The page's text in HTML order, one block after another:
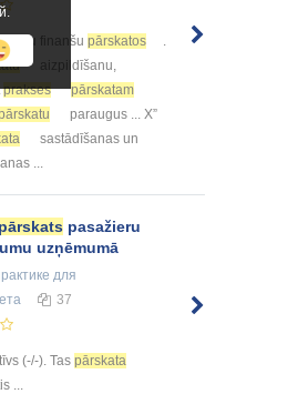
finanšu pārskatos
.
aizpildīšanu,
prakses
pārskatam
paraugus ... X”
sastādīšanas un
...
pārskats pasažieru
uzņēmumā
для
37
(-/-). Tas pārskata
...